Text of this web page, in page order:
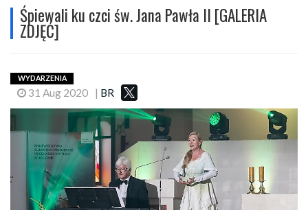
Śpiewali ku czci św. Jana Pawła II [GALERIA
ZDJĘĆ]
WYDARZENIA
31 Aug 2020 | BR